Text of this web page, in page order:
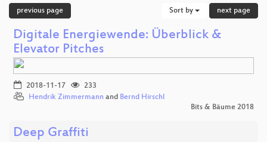
previous page Sort by next page
Digitale Energiewende: Überblick &
Elevator Pitches
2018-11-17
233
Hendrik Zimmermann and Bernd Hirschl
Bits & Bäume 2018
Deep Graffiti